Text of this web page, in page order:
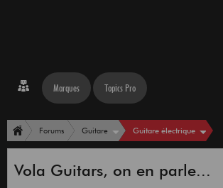
Marques Topics Pro
Forums Guitare Guitare électrique
Vola Guitars, on en parle...